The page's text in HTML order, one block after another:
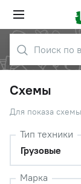
Схемы
Для показа
Тип техники
Грузовые
Марка